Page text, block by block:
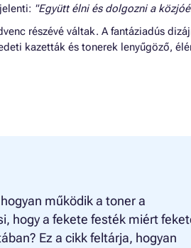
"Együtt élni és dolgozni a
részévé váltak. A fantáziadús
kazetták és tonerek lenyűgöző,
működik a toner a
hogy a fekete festék miért
Ez a cikk feltárja, hogyan